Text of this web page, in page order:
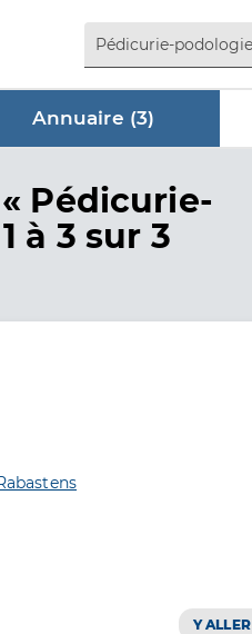
Annuaire (3)
Pédicurie-
à 3 sur 3
Y ALLER